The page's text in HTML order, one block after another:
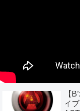
【
イ